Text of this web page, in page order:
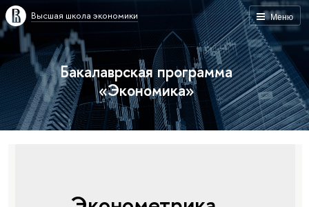
Меню
Высшая школа экономики
Бакалаврская программа
«Экономика»